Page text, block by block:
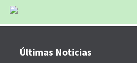
Últimas Noticias